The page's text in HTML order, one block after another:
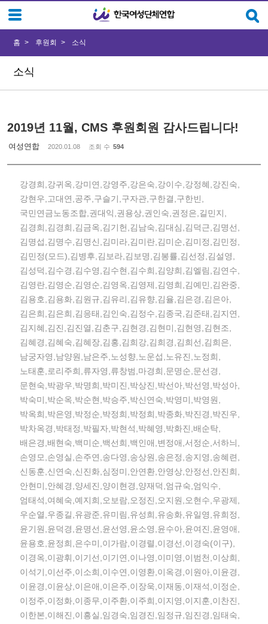
소식
홈 후원회 소식
2019년 11월, CMS 후원회원 감사드립니다!
여성연합 2020.01.08 조회 수 594
강경희,강귀옥,강미연,강영주,강은숙,강이수,강정혜,강진숙,
강현우,고대연,공주,구슬기,구자관,구한결,구한빈,
국민연금노동조합,권대익,권용상,권인숙,권정은,길민지,
김경희,김경희,김금옥,김기헌,김남숙,김대심,김덕근,김명선,
김명섭,김명수,김명신,김미라,김미란,김미순,김미정,김민정,
김민정(모드),김병후,김보라,김보명,김봉률,김선정,김설영,
김성덕,김수경,김수영,김수현,김수희,김양희,김엘림,김연수,
김영란,김영순,김영순,김영옥,김영제,김영희,김예민,김완중,
김용호,김용화,김원규,김유리,김유향,김율,김은경,김은아,
김은희,김은희,김응태,김인숙,김정수,김종국,김준태,김지연,
김지혜,김진,김진열,김춘구,김현경,김현미,김현영,김현조,
김혜경,김혜숙,김혜장,김홍,김희강,김희경,김희선,김희은,
남궁자영,남양원,남은주,노성향,노운섭,노유진,노정희,
노태훈,로리주희,류자영,류창범,마경희,문명순,문선경,
문현숙,박광우,박명희,박미진,박상진,박선아,박선영,박성아,
박숙미,박순옥,박순현,박승주,박신연숙,박영미,박영원,
박옥희,박은영,박정순,박정희,박정희,박종화,박진경,박진우,
박차옥경,박태정,박필자,박현석,박혜영,박화진,배순탁,
배은경,배현숙,백미순,백선희,백인애,변정애,서정순,서하늬,
손영모,손영실,손주연,송다영,송상원,송은정,송지영,송혜련,
신동훈,신연숙,신진화,심정미,안연환,안영상,안정선,안진희,
안현미,안혜경,양세진,양이현경,양재덕,엄규숙,엄익수,
엄태석,여혜숙,예지희,오보람,오정진,오지원,오현수,우광제,
우순열,우종길,유광준,유미림,유성희,유송화,유일영,유희정,
윤기원,윤덕경,윤명선,윤선영,윤소영,윤수아,윤여진,윤영애,
윤용호,윤정희,은수미,이가람,이경렬,이경선,이경숙(이구),
이경옥,이광휘,이기선,이기연,이나영,이미영,이범천,이상희,
이석기,이선주,이소희,이수연,이영환,이옥경,이원아,이윤경,
이윤경,이윤상,이은애,이은주,이장욱,이재동,이재석,이정순,
이정주,이정화,이종무,이주환,이주희,이지영,이지훈,이찬진,
이한본,이해진,이흥실,임경숙,임경진,임정규,임진경,임태숙,